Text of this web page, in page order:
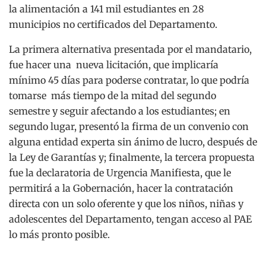
la alimentación a 141 mil estudiantes en 28
municipios no certificados del Departamento.
La primera alternativa presentada por el mandatario,
fue hacer una nueva licitación, que implicaría
mínimo 45 días para poderse contratar, lo que podría
tomarse más tiempo de la mitad del segundo
semestre y seguir afectando a los estudiantes; en
segundo lugar, presentó la firma de un convenio con
alguna entidad experta sin ánimo de lucro, después de
la Ley de Garantías y; finalmente, la tercera propuesta
fue la declaratoria de Urgencia Manifiesta, que le
permitirá a la Gobernación, hacer la contratación
directa con un solo oferente y que los niños, niñas y
adolescentes del Departamento, tengan acceso al PAE
lo más pronto posible.